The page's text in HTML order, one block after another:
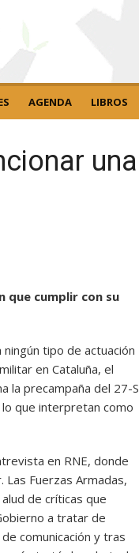
AGENDA LIBROS
una
que cumplir con su
tipo de actuación
en Cataluña, el
la precampaña del 27-S
que interpretan como
en RNE, donde
Fuerzas Armadas,
de críticas que
a tratar de
comunicación y tras